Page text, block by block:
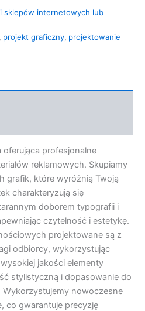
sklepów internetowych lub
, projekt graficzny, projektowanie
oferująca profesjonalne
reklamowych. Skupiamy
grafik, które wyróżnią Twoją
charakteryzują się
doborem typografii i
czytelność i estetykę.
projektowane są z
odbiorcy, wykorzystując
jakości elementy
stylistyczną i dopasowanie do
nowoczesne
co gwarantuje precyzję